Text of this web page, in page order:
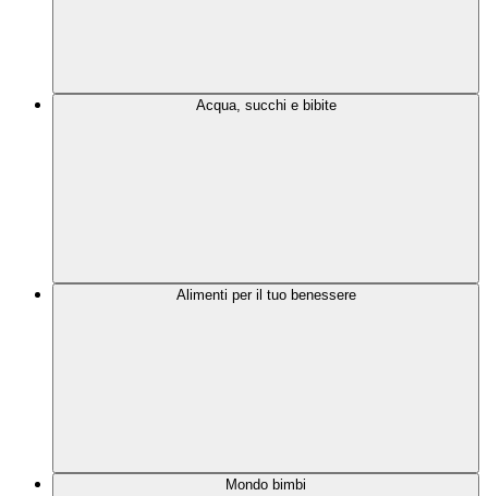
Acqua, succhi e bibite
Alimenti per il tuo benessere
Mondo bimbi